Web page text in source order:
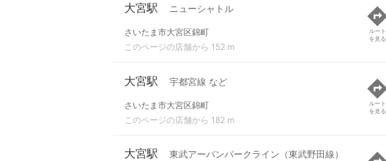
大宮駅 ニューシャトル
さいたま市大宮区錦町
このページの店舗から 152 m
ルート
を見る
大宮駅 宇都宮線 など
さいたま市大宮区錦町
このページの店舗から 182 m
ルート
を見る
大宮駅 東武アーバンパークライン（東武野田線）